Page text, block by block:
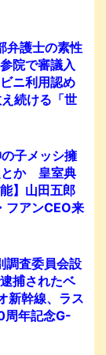
護士の素性
院で審議入
ニ利用認め
続ける「世
子メッシ擁
とか 皇室典
】山田五郎
アンCEO来
査委員会設
捕されたベ
新幹線、ラス
年記念G-